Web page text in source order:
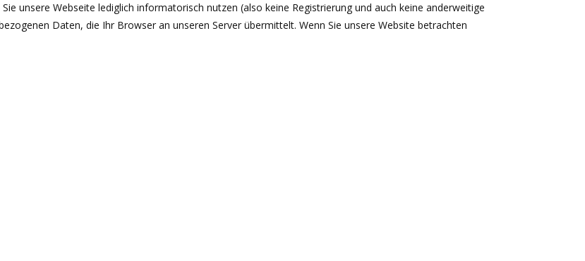
unsere Webseite lediglich informatorisch nutzen (also keine Registrierung und auch keine anderweitige
Daten, die Ihr Browser an unseren Server übermittelt. Wenn Sie unsere Website betrachten